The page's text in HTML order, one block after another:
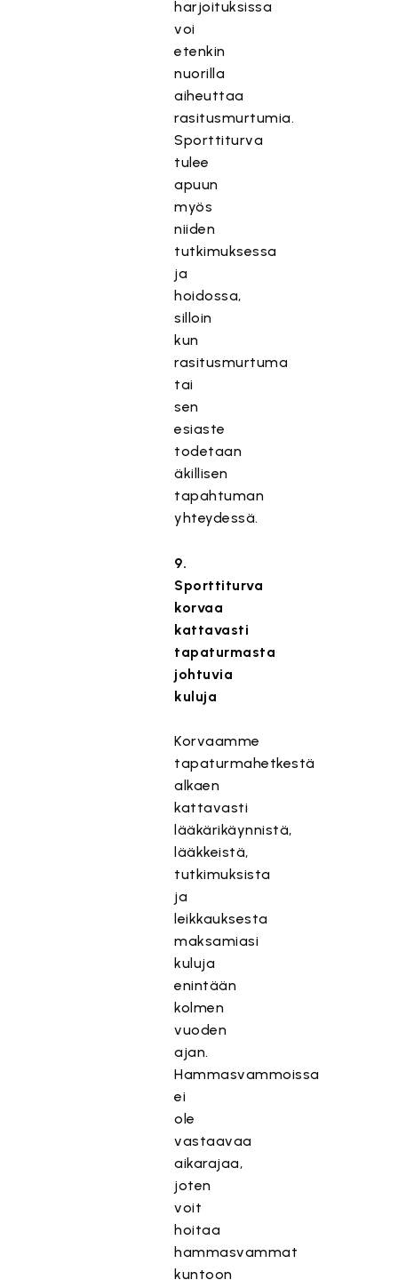
harjoituksissa
voi
etenkin
nuorilla
aiheuttaa
rasitusmurtumia.
Sporttiturva
tulee
apuun
myös
niiden
tutkimuksessa
ja
hoidossa,
silloin
kun
rasitusmurtuma
tai
sen
esiaste
todetaan
äkillisen
tapahtuman
yhteydessä.
9.
Sporttiturva
korvaa
kattavasti
tapaturmasta
johtuvia
kuluja
Korvaamme
tapaturmahetkestä
alkaen
kattavasti
lääkärikäynnistä,
lääkkeistä,
tutkimuksista
ja
leikkauksesta
maksamiasi
kuluja
enintään
kolmen
vuoden
ajan.
Hammasvammoissa
ei
ole
vastaavaa
aikarajaa,
joten
voit
hoitaa
hammasvammat
kuntoon